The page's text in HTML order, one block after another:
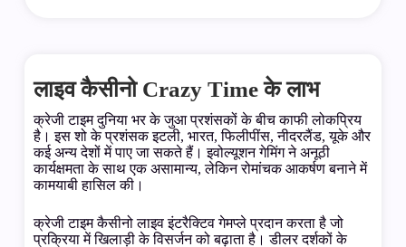
लाइव कैसीनो Crazy Time के लाभ
क्रेजी टाइम दुनिया भर के जुआ प्रशंसकों के बीच काफी लोकप्रिय
है। इस शो के प्रशंसक इटली, भारत, फिलीपींस, नीदरलैंड, यूके और
कई अन्य देशों में पाए जा सकते हैं। इवोल्यूशन गेमिंग ने अनूठी
कार्यक्षमता के साथ एक असामान्य, लेकिन रोमांचक आकर्षण बनाने में
कामयाबी हासिल की।
क्रेजी टाइम कैसीनो लाइव इंटरैक्टिव गेमप्ले प्रदान करता है जो
प्रक्रिया में खिलाड़ी के विसर्जन को बढ़ाता है। डीलर दर्शकों के